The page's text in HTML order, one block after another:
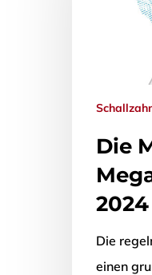
Die
2024
Die
einen